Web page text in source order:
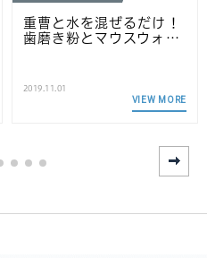
重曹と水を混ぜるだけ！
歯磨き粉とマウスウォ…
2019.11.01
VIEW MORE